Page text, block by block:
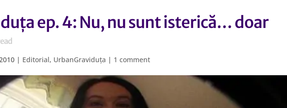
ep. 4: Nu, nu sunt isterică… doar
| Editorial, UrbanGraviduța | 1 comment